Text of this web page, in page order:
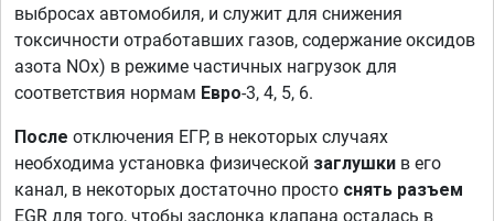
выбросах автомобиля, и служит для снижения
токсичности отработавших газов, содержание оксидов
азота NOx) в режиме частичных нагрузок для
соответствия нормам Евро-3, 4, 5, 6.
После отключения ЕГР, в некоторых случаях
необходима установка физической заглушки в его
канал, в некоторых достаточно просто снять разъем
EGR для того, чтобы заслонка клапана осталась в